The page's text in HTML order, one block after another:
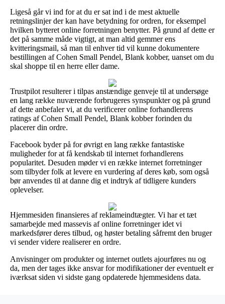
Ligeså går vi ind for at du er sat ind i de mest aktuelle
retningslinjer der kan have betydning for ordren, for eksempel
hvilken bytteret online forretningen benytter. På grund af dette er
det på samme måde vigtigt, at man altid gemmer ens
kvitteringsmail, så man til enhver tid vil kunne dokumentere
bestillingen af Cohen Small Pendel, Blank kobber, uanset om du
skal shoppe til en herre eller dame.
Trustpilot resulterer i tilpas anstændige genveje til at undersøge
en lang række nuværende forbrugeres synspunkter og på grund
af dette anbefaler vi, at du verificerer online forhandlerens
ratings af Cohen Small Pendel, Blank kobber forinden du
placerer din ordre.
Facebook byder på for øvrigt en lang række fantastiske
muligheder for at få kendskab til internet forhandlerens
popularitet. Desuden møder vi en række internet forretninger
som tilbyder folk at levere en vurdering af deres køb, som også
bør anvendes til at danne dig et indtryk af tidligere kunders
oplevelser.
Hjemmesiden finansieres af reklameindtægter. Vi har et tæt
samarbejde med massevis af online forretninger idet vi
markedsfører deres tilbud, og høster betaling såfremt den bruger
vi sender videre realiserer en ordre.
Anvisninger om produkter og internet outlets ajourføres nu og
da, men der tages ikke ansvar for modifikationer der eventuelt er
iværksat siden vi sidste gang opdaterede hjemmesidens data.